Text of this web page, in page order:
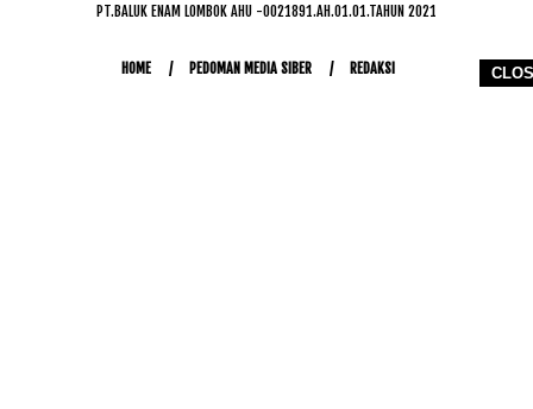
PT.BALUK ENAM LOMBOK AHU -0021891.AH.01.01.TAHUN 2021
HOME PEDOMAN MEDIA SIBER REDAKSI